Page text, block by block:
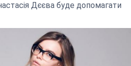
Дєєва буде допомагати